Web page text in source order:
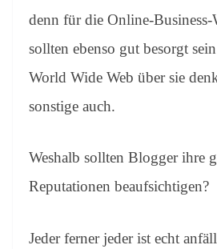
denn für die Online-
sollten ebenso gut besorgt
World Wide Web über sie
sonstige auch.
Weshalb sollten Blogger ihre
Reputationen beaufsichtigen?
Jeder ferner jeder ist echt